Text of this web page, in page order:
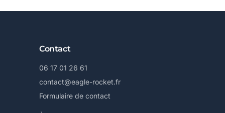
Contact
06 17 01 26 61
contact@eagle-rocket.fr
Formulaire de contact